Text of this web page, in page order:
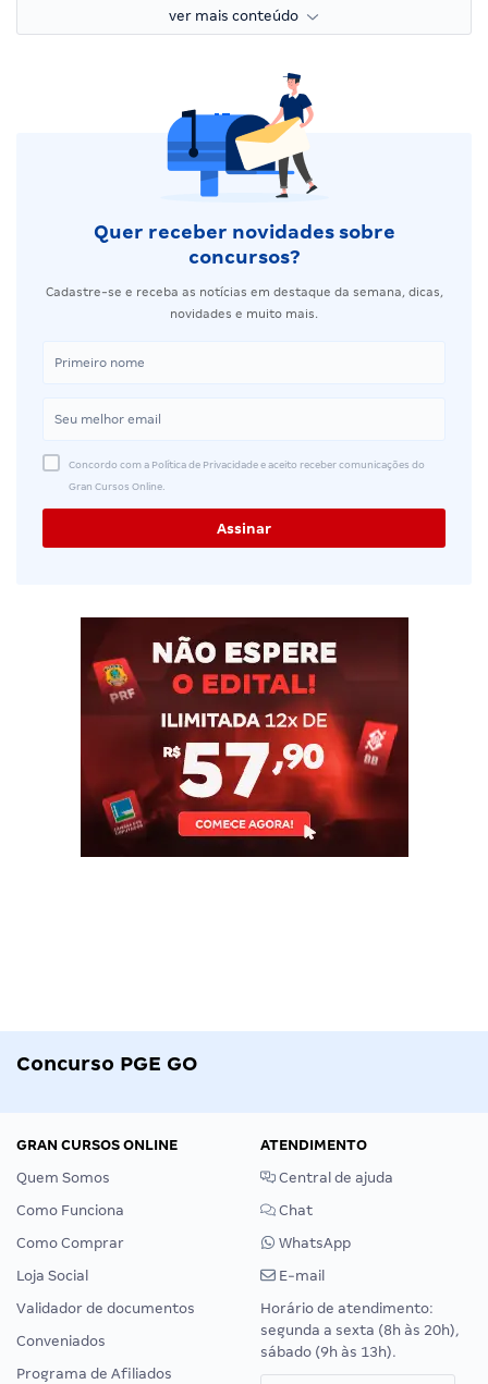
ver mais conteúdo
Quer receber novidades sobre
concursos?
Cadastre-se e receba as notícias em destaque da semana, dicas,
novidades e muito mais.
Concordo com a Política de Privacidade e aceito receber comunicações do
Gran Cursos Online.
Concurso PGE GO
GRAN CURSOS ONLINE
Quem Somos
Como Funciona
Como Comprar
Loja Social
Validador de documentos
Conveniados
Programa de Afiliados
ATENDIMENTO
Central de ajuda
Chat
WhatsApp
E-mail
Horário de atendimento:
segunda a sexta (8h às 20h),
sábado (9h às 13h).